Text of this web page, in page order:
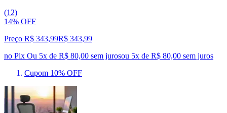
(12)
14% OFF
Preço R$ 343,99R$ 343,99
no Pix Ou 5x de R$ 80,00 sem jurosou 5x de R$ 80,00 sem juros
Cupom 10% OFF